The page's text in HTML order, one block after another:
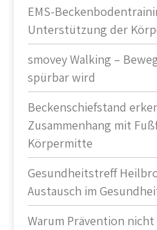
EMS-
Unterstützung der
smovey Walking –
spürbar wird
Beckenschiefstand
Zusammenhang mit
Körpermitte
Gesundheitstreff
Austausch im
Warum Prävention